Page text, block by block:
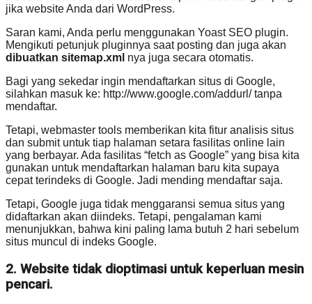
jika website Anda dari WordPress.
Saran kami, Anda perlu menggunakan Yoast SEO plugin.
Mengikuti petunjuk pluginnya saat posting dan juga akan
dibuatkan sitemap.xml nya juga secara otomatis.
Bagi yang sekedar ingin mendaftarkan situs di Google,
silahkan masuk ke: http://www.google.com/addurl/ tanpa
mendaftar.
Tetapi, webmaster tools memberikan kita fitur analisis situs
dan submit untuk tiap halaman setara fasilitas online lain
yang berbayar. Ada fasilitas “fetch as Google” yang bisa kita
gunakan untuk mendaftarkan halaman baru kita supaya
cepat terindeks di Google. Jadi mending mendaftar saja.
Tetapi, Google juga tidak menggaransi semua situs yang
didaftarkan akan diindeks. Tetapi, pengalaman kami
menunjukkan, bahwa kini paling lama butuh 2 hari sebelum
situs muncul di indeks Google.
2. Website tidak dioptimasi untuk keperluan mesin
pencari.